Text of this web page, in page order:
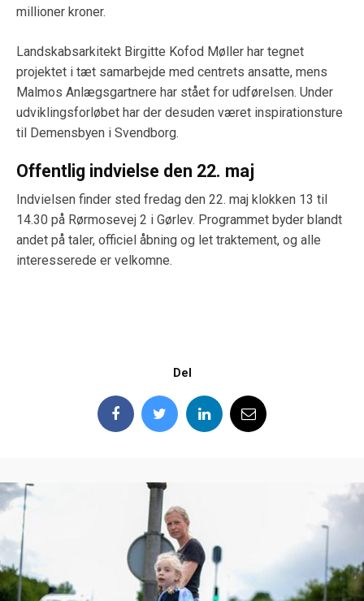
millioner kroner.
Landskabsarkitekt Birgitte Kofod Møller har tegnet
projektet i tæt samarbejde med centrets ansatte, mens
Malmos Anlægsgartnere har stået for udførelsen. Under
udviklingsforløbet har der desuden været inspirationsture
til Demensbyen i Svendborg.
Offentlig indvielse den 22. maj
Indvielsen finder sted fredag den 22. maj klokken 13 til
14.30 på Rørmosevej 2 i Gørlev. Programmet byder blandt
andet på taler, officiel åbning og let traktement, og alle
interesserede er velkomne.
Del